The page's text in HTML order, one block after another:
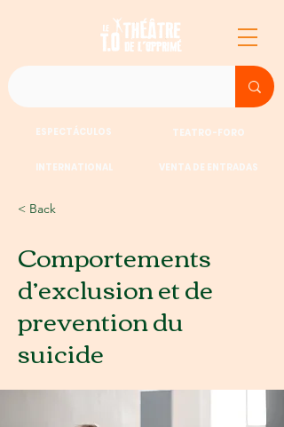
ESPECTÁCULOS TEATRO-FORO
INTERNATIONAL VENTA DE ENTRADAS
< Back
Comportements
d’exclusion et de
prevention du
suicide